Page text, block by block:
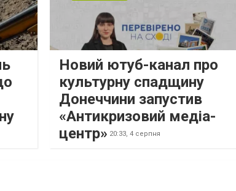
Новий ютуб-канал про
культурну спадщину
Донеччини запустив
«Антикризовий медіа-
центр» 20:33, 4 серпня